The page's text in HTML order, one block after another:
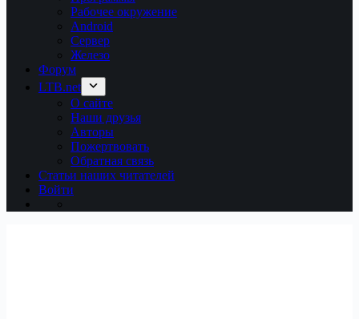
Рабочее окружение
Android
Сервер
Железо
Форум
LTB.net
О сайте
Наши друзья
Авторы
Пожертвовать
Обратная связь
Статьи наших читателей
Войти